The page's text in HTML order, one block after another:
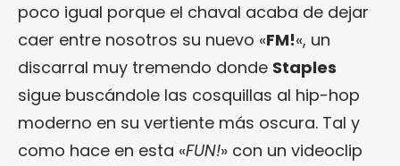
poco igual porque el chaval acaba de dejar
caer entre nosotros su nuevo «FM!«, un
discarral muy tremendo donde Staples
sigue buscándole las cosquillas al hip-hop
moderno en su vertiente más oscura. Tal y
como hace en esta «FUN!» con un videoclip